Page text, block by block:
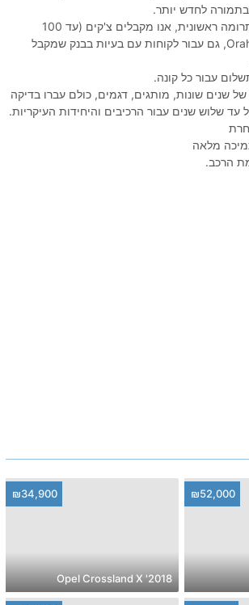
מימון של 100%, ללא תרומה ראשונית, אנו מקבלים צ'קים (עד 100
צ'קים), הופכים את Orahat, גם עבור לקוחות עם בעיות בבנק שמקבל
עבור כל קונה.
שנים שונות, מותגים, דגמים, כולם עברו בדיקה
עד שלוש שנים עבור הרכיבים והיחידות העיקריות.
מלאה
הרכב.
₪52,000
₪34,900
2018' Opel Crossland X